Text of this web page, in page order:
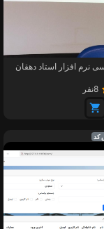
نرم افزار استاد دهقان
8نفر
کد